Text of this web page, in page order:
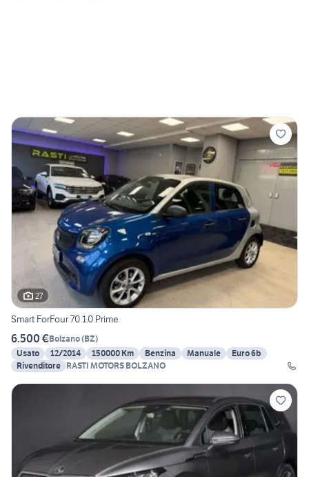
27
Smart ForFour 70 1.0 Prime
6.500 €Bolzano(BZ)
Usato
12/2014 150000 Km Benzina Manuale
Euro 6b
Rivenditore RASTI MOTORS BOLZANO